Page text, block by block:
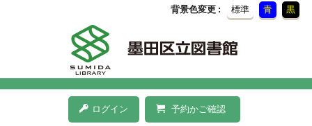
背景色変更 標準 青 黒
ログイン 予約かご確認